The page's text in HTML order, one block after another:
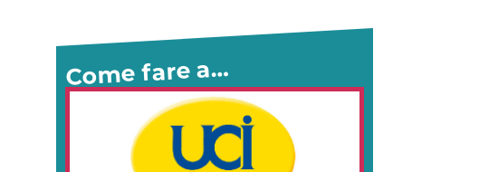
Come fare a…